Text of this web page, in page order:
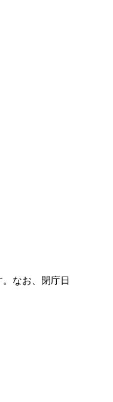
なお、閉庁日